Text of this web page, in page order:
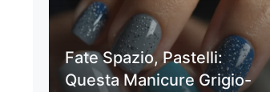
Fate Spazio, Pastelli:
Questa Manicure Grigio-